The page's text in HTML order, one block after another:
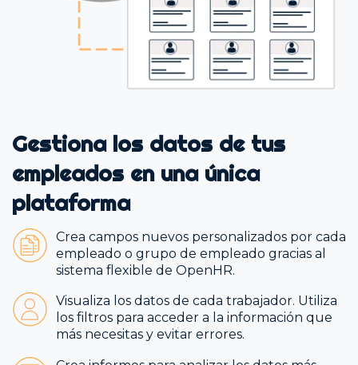
Gestiona los datos de tus
empleados en una única
plataforma
Crea campos nuevos personalizados por cada
empleado o grupo de empleado gracias al
sistema flexible de OpenHR.
Visualiza los datos de cada trabajador. Utiliza
los filtros para acceder a la información que
más necesitas y evitar errores.